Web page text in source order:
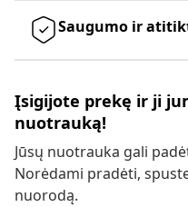
Saugumo ir
Įsigijote prekę ir ji
nuotrauką!
Jūsų nuotrauka gali
Norėdami pradėti,
nuorodą.